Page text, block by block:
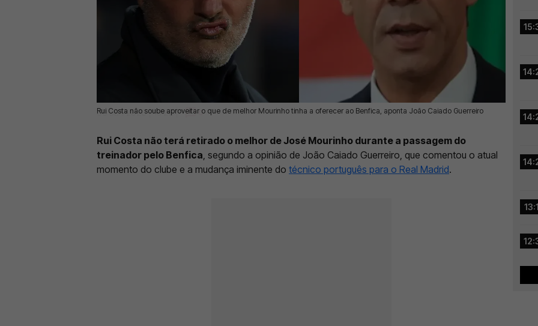
Rui Costa não soube aproveitar o que de melhor Mourinho tinha a oferecer ao Benfica, aponta João Caiado Guerreiro
09 Jun 2026 | 15:28 | 0
Rui Costa não terá retirado o melhor de José Mourinho durante a passagem do
treinador pelo Benfica , segundo a opinião de João Caiado Guerreiro, que comentou o atual
momento do clube e a mudança iminente do técnico português para o Real Madrid.